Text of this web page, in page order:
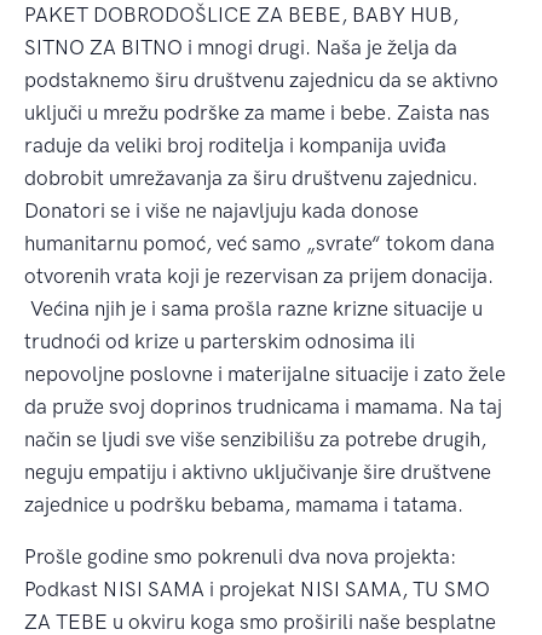
PAKET DOBRODOŠLICE ZA BEBE, BABY HUB,
SITNO ZA BITNO i mnogi drugi. Naša je želja da
podstaknemo širu društvenu zajednicu da se aktivno
uključi u mrežu podrške za mame i bebe. Zaista nas
raduje da veliki broj roditelja i kompanija uviđa
dobrobit umrežavanja za širu društvenu zajednicu.
Donatori se i više ne najavljuju kada donose
humanitarnu pomoć, već samo „svrate“ tokom dana
otvorenih vrata koji je rezervisan za prijem donacija.
Većina njih je i sama prošla razne krizne situacije u
trudnoći od krize u parterskim odnosima ili
nepovoljne poslovne i materijalne situacije i zato žele
da pruže svoj doprinos trudnicama i mamama. Na taj
način se ljudi sve više senzibilišu za potrebe drugih,
neguju empatiju i aktivno uključivanje šire društvene
zajednice u podršku bebama, mamama i tatama.
Prošle godine smo pokrenuli dva nova projekta:
Podkast NISI SAMA i projekat NISI SAMA, TU SMO
ZA TEBE u okviru koga smo proširili naše besplatne